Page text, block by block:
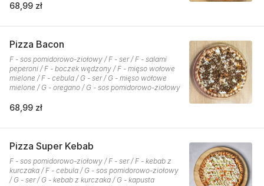
68,99 zł
Pizza Bacon
F - sos pomidorowo-ziołowy / F - ser / F - salami
peperoni / F - boczek wędzony / F - mięso wołowe
mielone / F - cebula / G - ser / G - mięso wołowe
mielone / G - oregano / G - sos pomidorowo-ziołowy
68,99 zł
Pizza Super Kebab
F - sos pomidorowo-ziołowy / F - ser / F - kebab z
kurczaka / F - cebula / G - sos pomidorowo-ziołowy
/ G - ser / G - kebab z kurczaka / G - kapusta